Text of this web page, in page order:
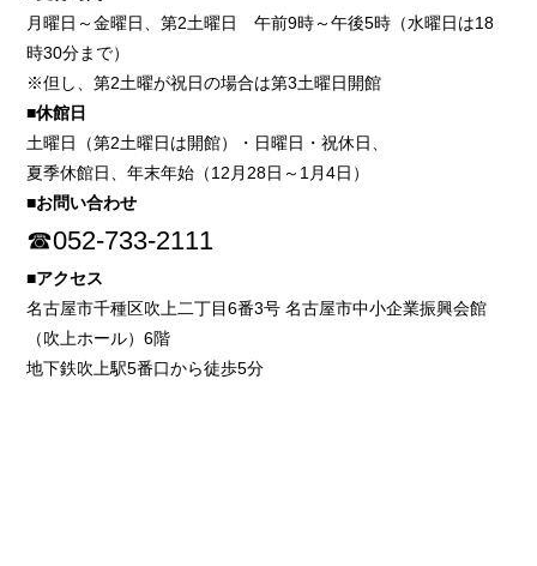
月曜日～金曜日、第2土曜日 午前9時～午後5時（水曜日は18
時30分まで）
※但し、第2土曜が祝日の場合は第3土曜日開館
■休館日
土曜日（第2土曜日は開館）・日曜日・祝休日、
夏季休館日、年末年始（12月28日～1月4日）
■お問い合わせ
☎052-733-2111
■アクセス
名古屋市千種区吹上二丁目6番3号 名古屋市中小企業振興会館
（吹上ホール）6階
地下鉄吹上駅5番口から徒歩5分